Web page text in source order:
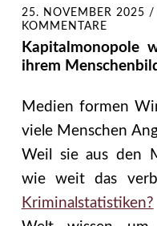
25. NOVEMBER 2025 /
KOMMENTARE
Kapitalmonopole
ihrem
Medien formen
viele Menschen
Weil sie aus den
wie weit das
Kriminalstatistiken?